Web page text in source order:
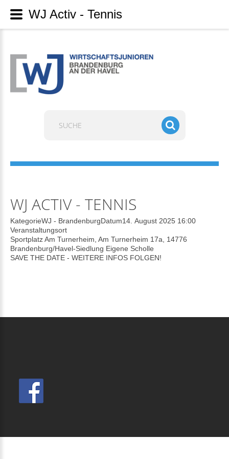
Suchen
WJ ACTIV - TENNIS
KategorieWJ - BrandenburgDatum14. August 2025 16:00
Veranstaltungsort
Sportplatz Am Turnerheim, Am Turnerheim 17a, 14776
Brandenburg/Havel-Siedlung Eigene Scholle
SAVE THE DATE - WEITERE INFOS FOLGEN!
WJ Activ - Tennis